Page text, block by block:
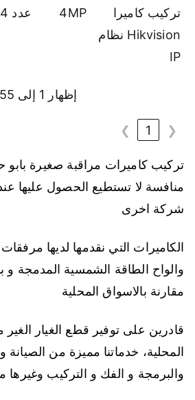
تركيب كاميرا
Hikvision نظام
IP
4MP عدد 4
إظهار 1 إلى 55 من أصل 55 مُدخل
❮
1
❯
تركيب كاميرات مراقبة صغيرة بابو
منافسة لا تستطيع الحصول عليها
شركة اخرى
الكاميرات التي نقدمها لديها
والواح الطاقة الشمسية المدمجة و
مقارنة بالاسواق المحلية
قادرين على توفير قطع الغيار
المحلية، خدماتنا مميزة من الصيانة
والبرمجة و الفك و التركيب وغيرها